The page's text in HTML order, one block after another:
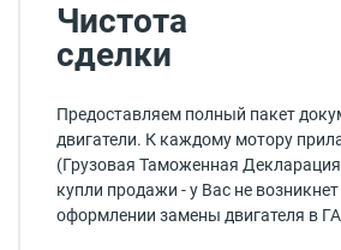
Чистота
сделки
Предоставляем полный пакет
двигатели. К каждому мотору
(Грузовая Таможенная
купли продажи - у Вас не
оформлении замены двигателя в